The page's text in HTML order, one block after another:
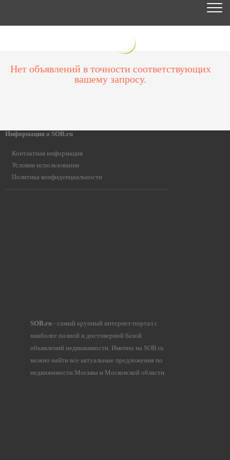
Нет объявлений в точности соответствующих
вашему запросу.
Информация о SOB.ru
Контактная информация
Условия использования
Политика конфиденциальности
SOB.ru- самый крупный интернет-портал с
наиболее полной и достоверной базой
объявлений недвижимости. Именно на SOB.ru
можно найти все актуальные предложения по
недвижимости Москвы и Московской области.